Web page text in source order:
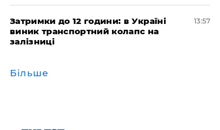
Затримки до 12 години: в Україні
виник транспортний колапс на
залізниці
13:57
Більше